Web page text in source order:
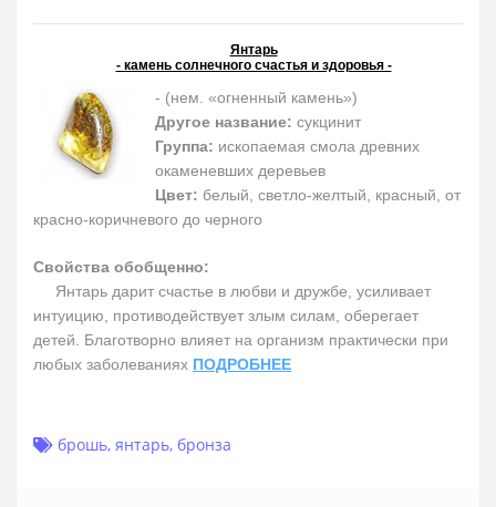
Янтарь
- камень солнечного счастья и здоровья -
- (нем. «огненный камень»)
Другое название: сукцинит
Группа: ископаемая смола древних
окаменевших деревьев
Цвет: белый, светло-желтый, красный, от
красно-коричневого до черного
Свойства обобщенно:
Янтарь дарит счастье в любви и дружбе, усиливает
интуицию, противодействует злым силам, оберегает
детей. Благотворно влияет на организм практически при
любых заболеваниях ПОДРОБНЕЕ
брошь, янтарь, бронза